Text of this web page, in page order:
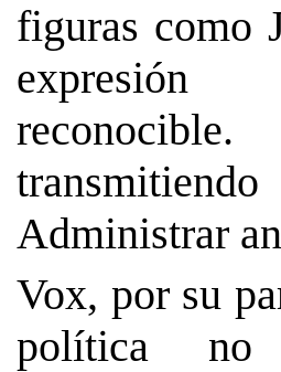
figuras como
expresión
Administrar
Vox, por su
política no